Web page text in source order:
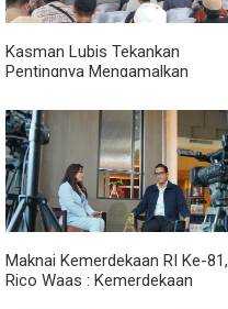
Kasman Lubis Tekankan
Pentingnya Mengamalkan
Bernegara Dalam Kehidupan
Maknai Kemerdekaan RI Ke-81,
Rico Waas : Kemerdekaan